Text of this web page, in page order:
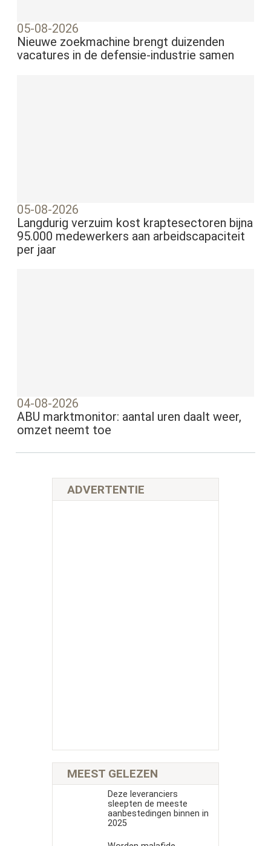
05-08-2026
Nieuwe zoekmachine brengt duizenden
vacatures in de defensie-industrie samen
05-08-2026
Langdurig verzuim kost kraptesectoren bijna
95.000 medewerkers aan arbeidscapaciteit
per jaar
04-08-2026
ABU marktmonitor: aantal uren daalt weer,
omzet neemt toe
ADVERTENTIE
MEEST GELEZEN
Deze leveranciers
sleepten de meeste
aanbestedingen binnen in
2025